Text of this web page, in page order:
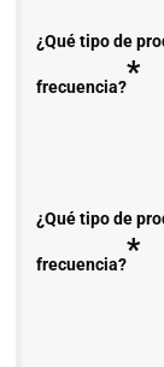
¿Qué tipo de
frecuencia?*
¿Qué tipo de
frecuencia?*